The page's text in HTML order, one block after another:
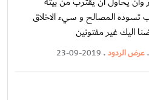
تسوده المصالح و سيء الاخلاق
اليك غير مفتونين
.عرض الردود.
23-09-2019